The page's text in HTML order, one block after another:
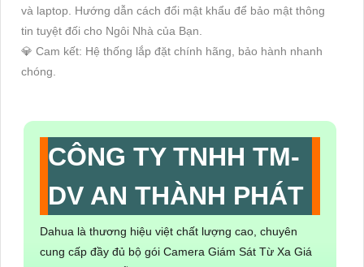
Khách hàng có thể tham khảo ổ cứng lưu trữ cao hơn :
Gói trọn bộ camera lưu trữ từ 10 - 14 ngày, bù thêm
400.000đ
Gói trọn bộ camera lưu trữ từ 27 - 30 ngày, bù thêm
1.000.000đ
Ngoài ra bạn còn có thể nâng cấp lên nhiều hơn thế nữa và
0938.112.399,chúng tôi sẽ hỗ trợ tư vấn cho bạn nhé!
🤝 Khi Mua Hàng Tại An Thành Phát:
=>>> Được tư vấn số lượng và loại camera phù hợp với vị trí